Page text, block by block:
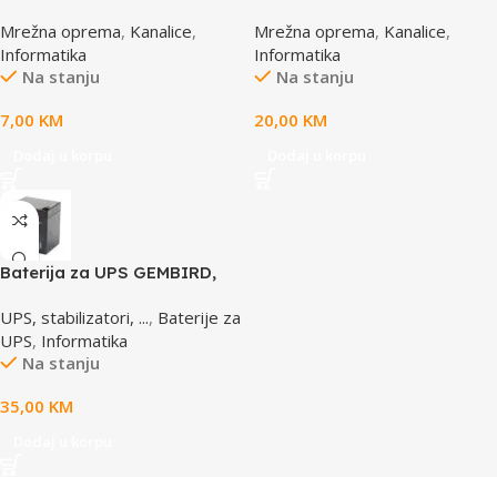
Mrežna oprema, Kanalice,
Informatika
Na stanju
7,00 KM
Mrežna oprema, Kanalice,
Informatika
Na stanju
20,00 KM
Baterija za UPS GEMBIRD,
UPS, stabilizatori, ..., Baterije za
UPS, Informatika
Na stanju
35,00 KM